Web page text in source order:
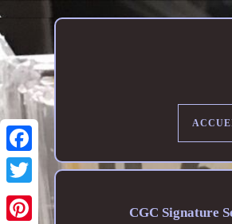
CGC Signature